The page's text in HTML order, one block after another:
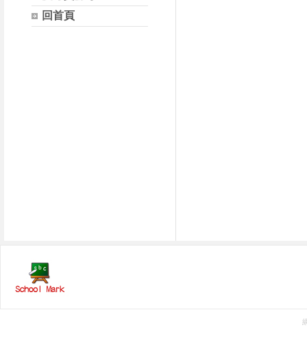
回首頁